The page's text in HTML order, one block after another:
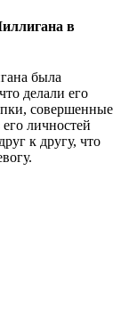
в
была
делали его
совершенные
личностей
к другу, что